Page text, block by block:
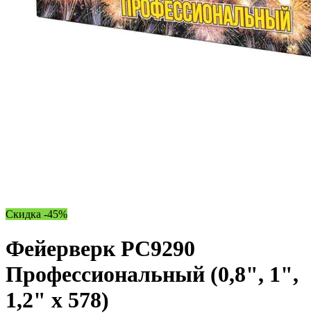
Скидка -45%
Фейерверк РС9290
Профессиональный (0,8", 1",
1,2" х 578)